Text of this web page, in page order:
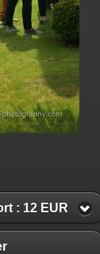
: 12 EUR